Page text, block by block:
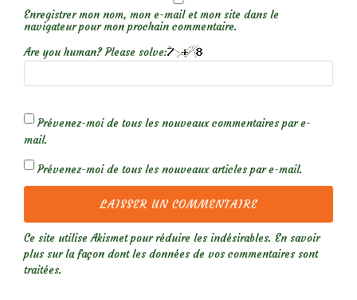
Enregistrer mon nom, mon e-mail et mon site dans le
navigateur pour mon prochain commentaire.
Are you human? Please solve:
Prévenez-moi de tous les nouveaux commentaires par e-
mail.
Prévenez-moi de tous les nouveaux articles par e-mail.
Ce site utilise Akismet pour réduire les indésirables. En savoir
plus sur la façon dont les données de vos commentaires sont
traitées.